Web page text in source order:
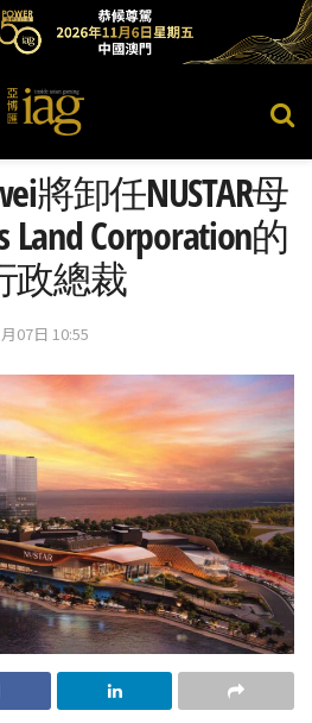
將卸任NUSTAR母
Land Corporation的
政總裁
07日 10:55